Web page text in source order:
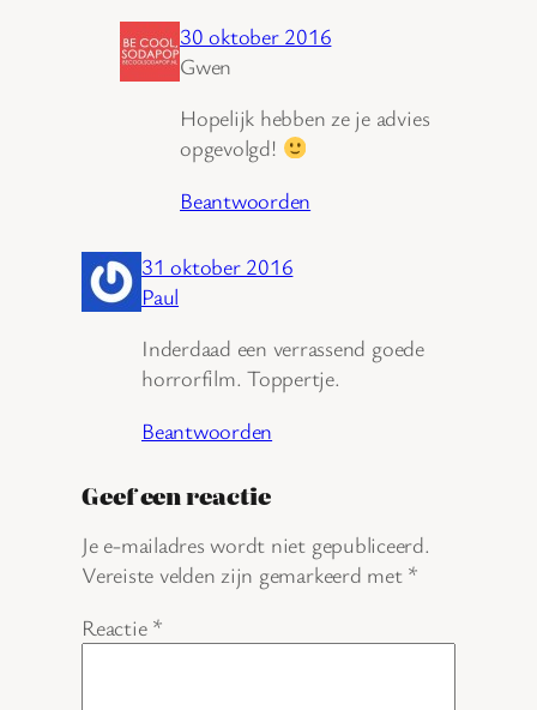
30 oktober 2016
Gwen
Hopelijk hebben ze je advies
opgevolgd!
Beantwoorden
31 oktober 2016
Paul
Inderdaad een verrassend goede
horrorfilm. Toppertje.
Beantwoorden
Geef een reactie
Je e-mailadres wordt niet gepubliceerd.
Vereiste velden zijn gemarkeerd met *
Reactie *